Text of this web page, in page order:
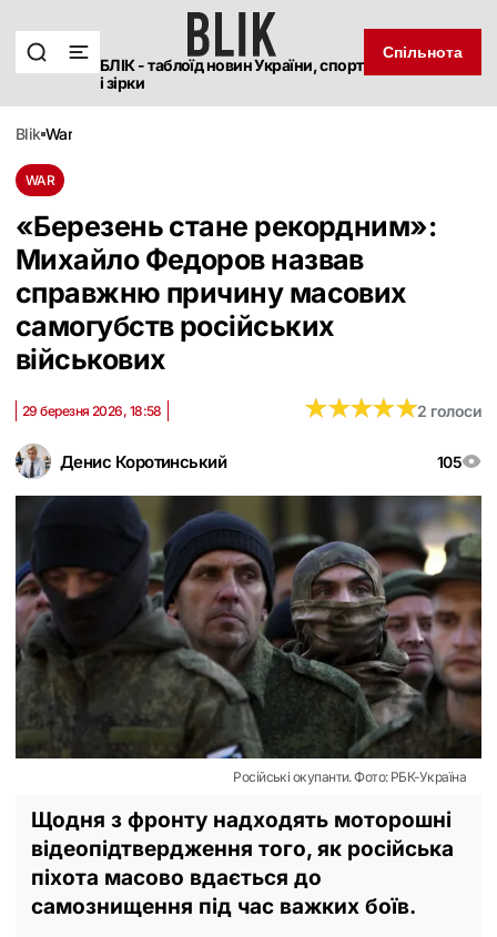
БЛІК - таблоїд новин України, спорт
і зірки
Спільнота
blik war
WAR
«Березень стане рекордним»:
Михайло Федоров назвав
справжню причину масових
самогубств російських
військових
Денис Коротинський 105
29 березня 2026, 18:58 ★★★★★
★★★★★2 голоси
Російські окупанти. Фото: РБК-Україна
Щодня з фронту надходять моторошні
відеопідтвердження того, як російська
піхота масово вдається до
самознищення під час важких боїв.